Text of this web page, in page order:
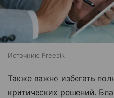
Источник: Freepik
Также важно избегать
критических решений.